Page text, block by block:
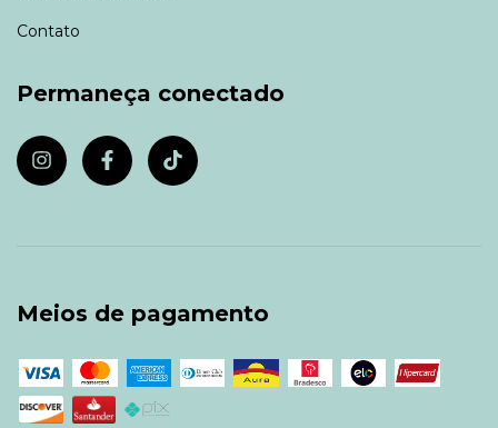
Contato
Permaneça conectado
Meios de pagamento